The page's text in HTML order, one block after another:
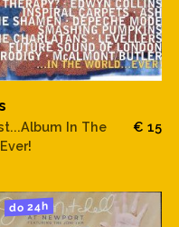
In The
€ 15
do 24h